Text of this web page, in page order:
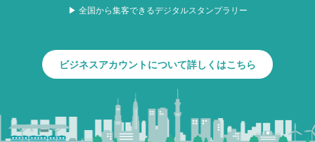
▶ 全国から集客できるデジタルスタンプラリー
ビジネスアカウントについて詳しくはこちら